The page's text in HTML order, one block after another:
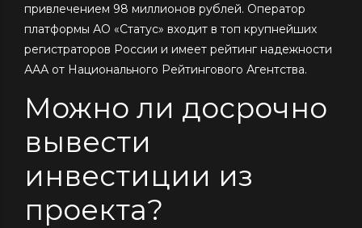
привлечением 98 миллионов рублей. Оператор
платформы АО «Статус» входит в топ крупнейших
регистраторов России и имеет рейтинг надежности
ААА от Национального Рейтингового Агентства.
Можно ли досрочно
вывести
инвестиции из
проекта?